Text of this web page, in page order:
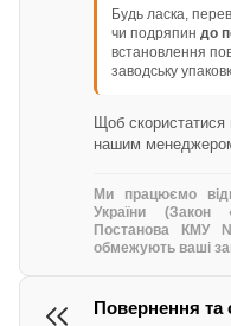
Будь ласка,
чи подряпин до
встановлення
заводську
Щоб скористатися
нашим
Ми працюємо
України (Закон
Постанова КМУ
обмежують ваші
Повернення та